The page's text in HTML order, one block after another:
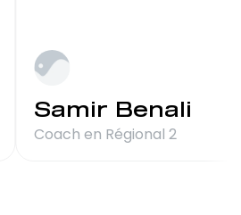
Samir
Coach en Régional